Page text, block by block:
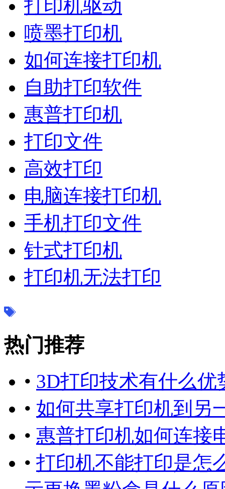
打印机驱动
喷墨打印机
如何连接打印机
自助打印软件
惠普打印机
打印文件
高效打印
电脑连接打印机
手机打印文件
针式打印机
打印机无法打印
热门推荐
• 3D打印技术有什么优
• 如何共享打印机到另
• 惠普打印机如何连接
• 打印机不能打印是怎